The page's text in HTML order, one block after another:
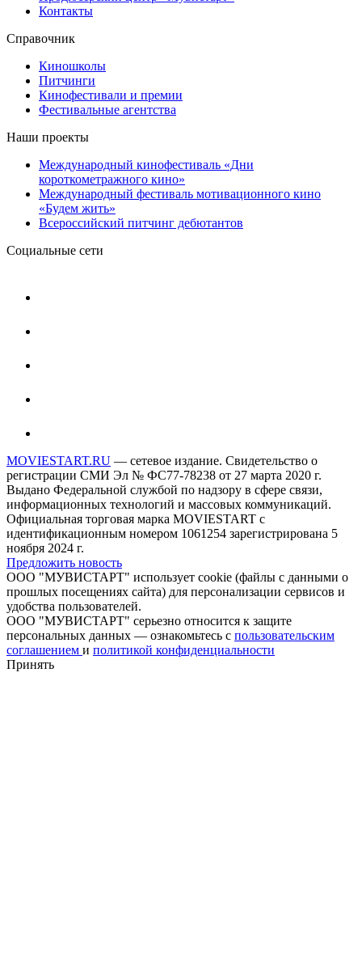
Контакты
Справочник
Киношколы
Питчинги
Кинофестивали и премии
Фестивальные агентства
Наши проекты
Международный кинофестиваль «Дни
короткометражного кино»
Международный фестиваль мотивационного кино
«Будем жить»
Всероссийский питчинг дебютантов
Социальные сети
MOVIESTART.RU — сетевое издание. Свидетельство о
регистрации СМИ Эл № ФС77-78238 от 27 марта 2020 г.
Выдано Федеральной службой по надзору в сфере связи,
информационных технологий и массовых коммуникаций.
Официальная торговая марка MOVIESTART с
идентификационным номером 1061254 зарегистрирована 5
ноября 2024 г.
Предложить новость
ООО "МУВИСТАРТ" использует cookie (файлы с данными о
прошлых посещениях сайта) для персонализации сервисов и
удобства пользователей.
ООО "МУВИСТАРТ" серьезно относится к защите
персональных данных — ознакомьтесь с пользовательским
соглашением и политикой конфиденциальности
Принять